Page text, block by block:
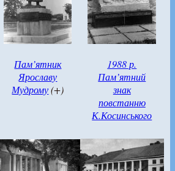
Пам’ятник
Ярославу
Мудрому(+)
1988 р.
Пам’ятний
знак
повстанню
К.Косинського